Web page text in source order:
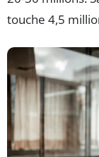
touche 4,5